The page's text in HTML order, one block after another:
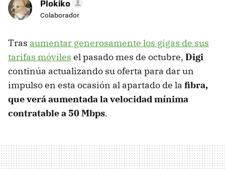
Plokiko
Colaborador
Tras aumentar generosamente los gigas de sus
tarifas móviles el pasado mes de octubre, Digi
continúa actualizando su oferta para dar un
impulso en esta ocasión al apartado de la fibra,
que verá aumentada la velocidad mínima
contratable a 50 Mbps.